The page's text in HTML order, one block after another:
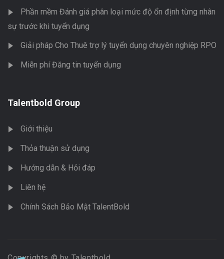
Phần mềm Đánh giá phân loại mức độ ổn định từng nhân
sự trước khi tuyển dụng
Giải pháp Cho Thuê trợ lý tuyển dụng chuyên nghiệp RPO
Miễn phí Đăng tin tuyển dụng
Talentbold Group
Giới thiệu
Thỏa thuận sử dụng
Hướng dẫn & Hỏi đáp
Liên hệ
Chính Sách Bảo Mật TalentBold